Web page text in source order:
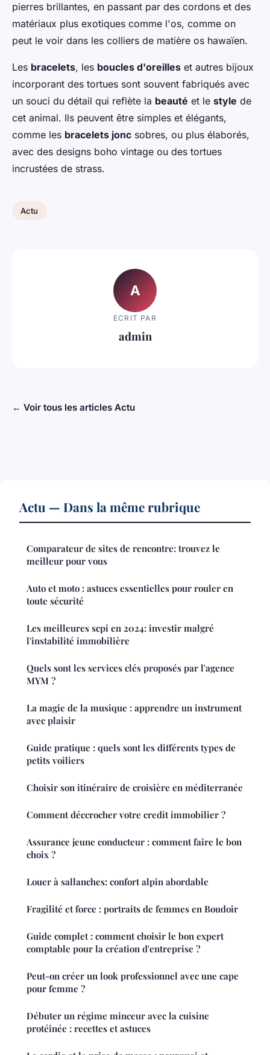
pierres brillantes, en passant par des cordons et des
matériaux plus exotiques comme l'os, comme on
peut le voir dans les colliers de matière os hawaïen.
Les bracelets, les boucles d'oreilles et autres bijoux
incorporant des tortues sont souvent fabriqués avec
un souci du détail qui reflète la beauté et le style de
cet animal. Ils peuvent être simples et élégants,
comme les bracelets jonc sobres, ou plus élaborés,
avec des designs boho vintage ou des tortues
incrustées de strass.
Actu
A
ECRIT PAR
admin
← Voir tous les articles Actu
Actu — Dans la même rubrique
Comparateur de sites de rencontre: trouvez le
meilleur pour vous
Auto et moto : astuces essentielles pour rouler en
toute sécurité
Les meilleures scpi en 2024: investir malgré
l'instabilité immobilière
Quels sont les services clés proposés par l'agence
MYM ?
La magie de la musique : apprendre un instrument
avec plaisir
Guide pratique : quels sont les différents types de
petits voiliers
Choisir son itinéraire de croisière en méditerranée
Comment déccrocher votre credit immobilier ?
Assurance jeune conducteur : comment faire le bon
choix ?
Louer à sallanches: confort alpin abordable
Fragilité et force : portraits de femmes en Boudoir
Guide complet : comment choisir le bon expert
comptable pour la création d'entreprise ?
Peut-on créer un look professionnel avec une cape
pour femme ?
Débuter un régime minceur avec la cuisine
protéinée : recettes et astuces